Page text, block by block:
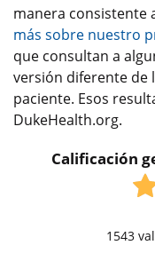
manera consistente
más sobre nuestro
que consultan a
versión diferente de
paciente. Esos
DukeHealth.org.
Calificación
1543